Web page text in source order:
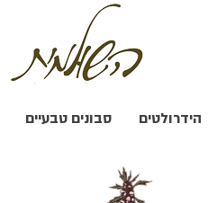
הידרולטים סבונים טבעיים